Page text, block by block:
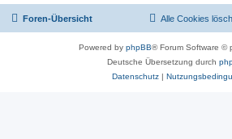
Foren-Übersicht Alle Cookies
Powered by phpBB® Forum Software ©
Deutsche Übersetzung durch
Datenschutz|